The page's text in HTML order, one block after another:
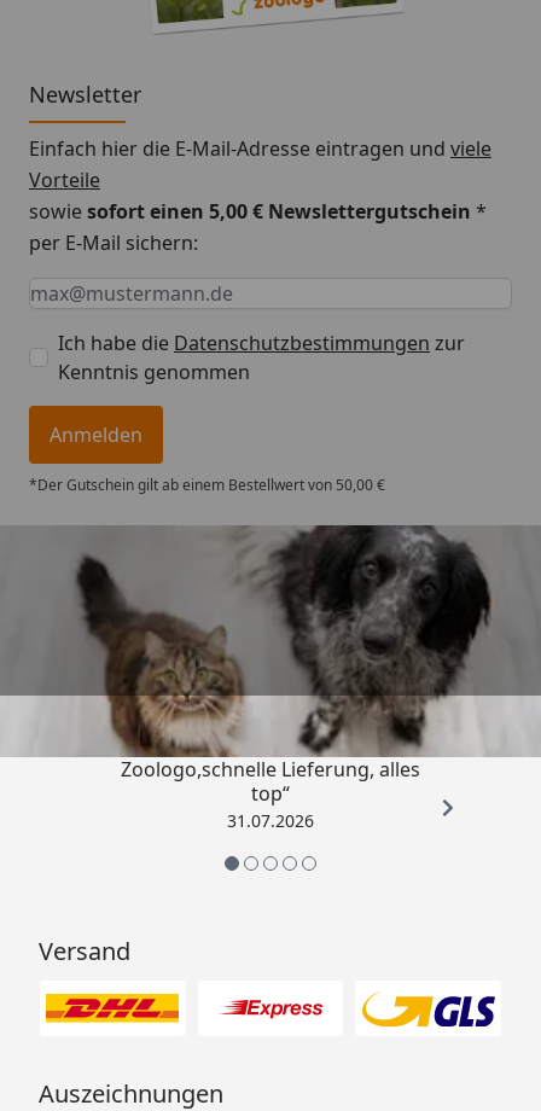
Newsletter
Einfach hier die E-Mail-Adresse eintragen und viele
Vorteile
sowiesofort einen 5,00 € Newslettergutschein *
per E-Mail sichern:
Keine Eingabe erforderlich
Eingabe erforderlich
E-Mail *
Ich habe die Datenschutzbestimmungen zur
Kenntnis genommen
Anmelden
*Der Gutschein gilt ab einem Bestellwert von 50,00 €
Trusted Shops
4,73/ 5
„Gute Erfahrung mit
Zoologo,schnelle Lieferung, alles
top“
31.07.2026
Versand
Auszeichnungen